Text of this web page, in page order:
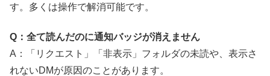
す。多くは操作で解消可能です。
Q：全て読んだのに通知バッジが消えません
A：「リクエスト」「非表示」フォルダの未読や、表示さ
れないDMが原因のことがあります。